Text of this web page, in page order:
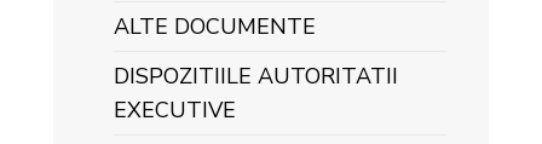
ALTE DOCUMENTE
DISPOZITIILE AUTORITATII
EXECUTIVE